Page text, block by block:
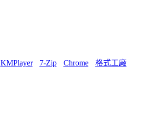
KMPlayer 7-Zip Chrome 格式工廠